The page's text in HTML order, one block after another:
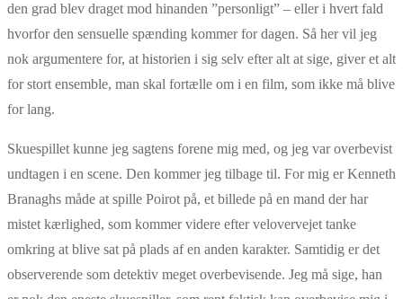
den grad blev draget mod hinanden ”personligt” – eller i hvert fald
hvorfor den sensuelle spænding kommer for dagen. Så her vil jeg
nok argumentere for, at historien i sig selv efter alt at sige, giver et alt
for stort ensemble, man skal fortælle om i en film, som ikke må blive
for lang.
Skuespillet kunne jeg sagtens forene mig med, og jeg var overbevist
undtagen i en scene. Den kommer jeg tilbage til. For mig er Kenneth
Branaghs måde at spille Poirot på, et billede på en mand der har
mistet kærlighed, som kommer videre efter velovervejet tanke
omkring at blive sat på plads af en anden karakter. Samtidig er det
observerende som detektiv meget overbevisende. Jeg må sige, han